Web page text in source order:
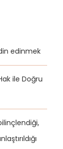
edinmek
ile Doğru